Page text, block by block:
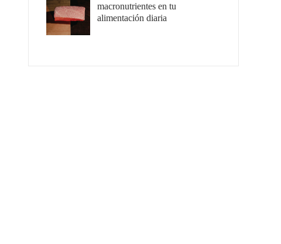
macronutrientes en tu
alimentación diaria